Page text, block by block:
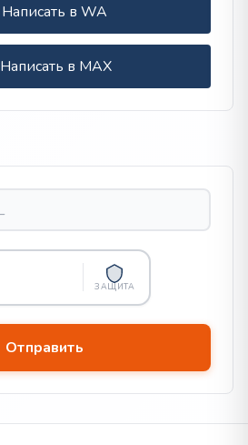
Написать в WA
Написать в MAX
ЗАЩИТА